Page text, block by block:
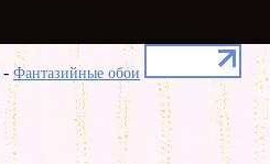
- Фантазийные обои